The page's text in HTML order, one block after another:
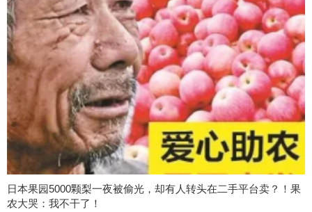
日本果园5000颗梨一夜被偷光，却有人转头在二手平台卖？！果
农大哭：我不干了！